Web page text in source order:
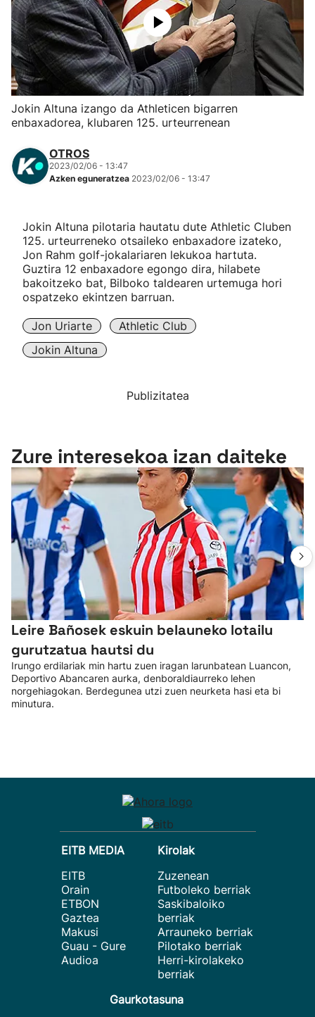
Herri-kirolak
Eskubaloia
Kirolak 360
Mendi-lasterketak
"Helmuga"
Jokin Altuna izango da Athleticen bigarren
enbaxadorea, klubaren 125. urteurrenean
OTROS
2023/02/06 - 13:47
Azken eguneratzea 2023/02/06 - 13:47
Jokin Altuna pilotaria hautatu dute Athletic Cluben
125. urteurreneko otsaileko enbaxadore izateko,
Jon Rahm golf-jokalariaren lekukoa hartuta.
Guztira 12 enbaxadore egongo dira, hilabete
bakoitzeko bat, Bilboko taldearen urtemuga hori
ospatzeko ekintzen barruan.
Jon Uriarte
Athletic Club
Jokin Altuna
Publizitatea
Zure interesekoa izan daiteke
Leire Bañosek eskuin belauneko lotailu
gurutzatua hautsi du
Irungo erdilariak min hartu zuen iragan larunbatean Luancon,
Deportivo Abancaren aurka, denboraldiaurreko lehen
norgehiagokan. Berdegunea utzi zuen neurketa hasi eta bi
minutura.
EITB MEDIA
EITB
Orain
ETBON
Gaztea
Makusi
Guau - Gure
Audioa
Kirolak
Zuzenean
Futboleko berriak
Saskibaloiko
berriak
Arrauneko berriak
Pilotako berriak
Herri-kirolakeko
berriak
Gaurkotasuna